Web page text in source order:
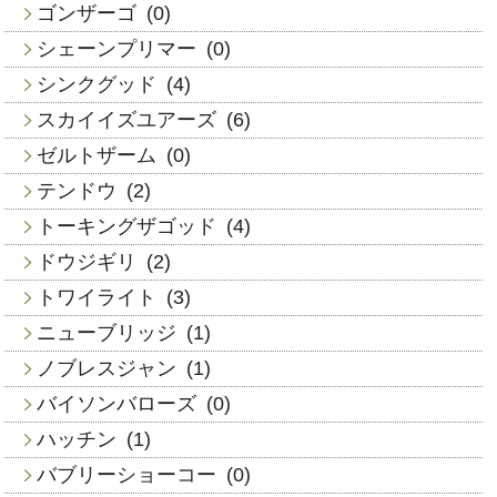
ゴンザーゴ (0)
シェーンプリマー (0)
シンクグッド (4)
スカイイズユアーズ (6)
ゼルトザーム (0)
テンドウ (2)
トーキングザゴッド (4)
ドウジギリ
(2)
トワイライト
(3)
ニューブリッジ (1)
ノブレスジャン (1)
バイソンバローズ (0)
ハッチン (1)
バブリーショーコー (0)